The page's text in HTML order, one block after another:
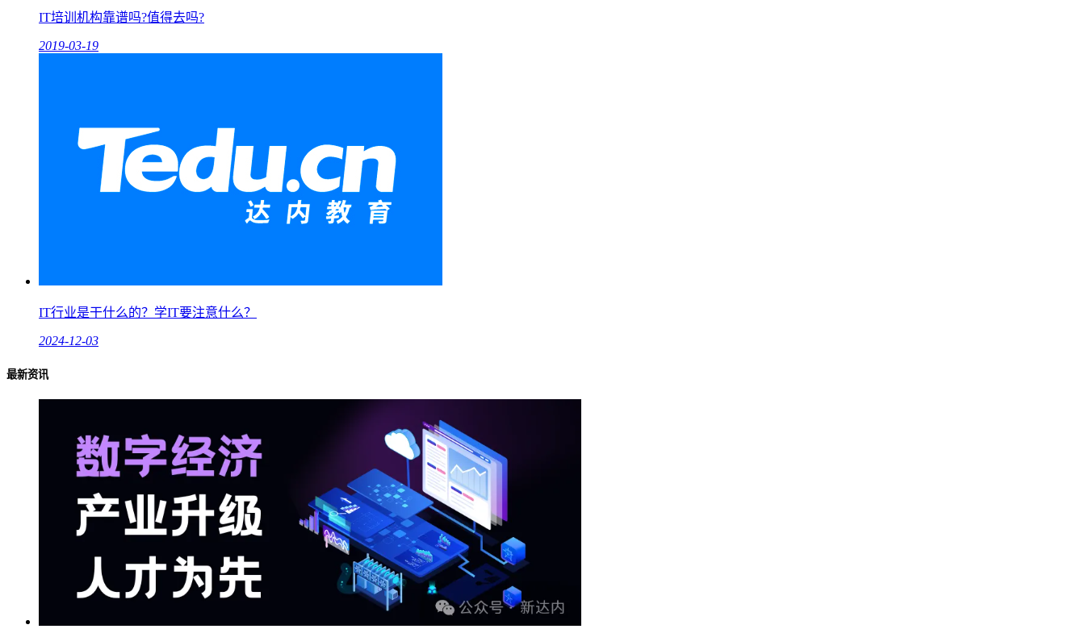
IT培训机构靠谱吗?值得去吗?
2019-03-19
IT行业是干什么的？学IT要注意什么？
2024-12-03
最新资讯